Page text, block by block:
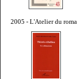
2005 - L'Atelier du